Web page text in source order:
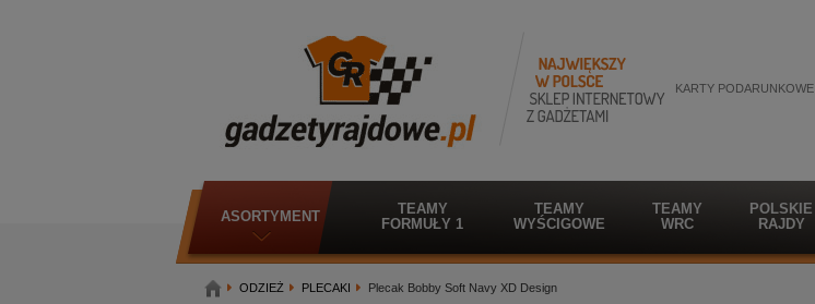
KARTY PODARUNKOWE
ASORTYMENT
TEAMY
FORMUŁY 1
TEAMY
WYŚCIGOWE
TEAMY
WRC
POLSKIE
RAJDY
ODZIEŻ PLECAKI Plecak Bobby Soft Navy XD Design